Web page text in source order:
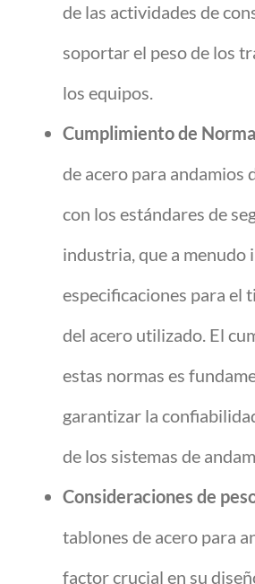
de las actividades de
soportar el peso de los
los equipos.
Cumplimiento de
de acero para andamios
con los estándares de
industria, que a menudo
especificaciones para el
del acero utilizado. El
estas normas es
garantizar la
de los sistemas de
Consideraciones de
tablones de acero para
factor crucial en su